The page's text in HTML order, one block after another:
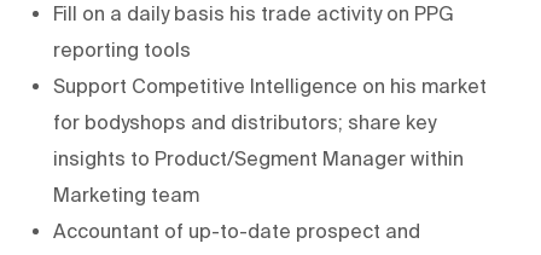
Fill on a daily basis his trade activity on PPG
reporting tools
Support Competitive Intelligence on his market
for bodyshops and distributors; share key
insights to Product/Segment Manager within
Marketing team
Accountant of up-to-date prospect and